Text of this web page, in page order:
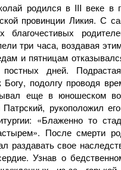
родился в III веке в
провинции Ликия. С
благочестивых
три часа, воздавая
и пятницам
дней.
Богу, подолгу проводя
еще в юношеском
рукоположил
«Блаженно то
После смерти
раздавать свое
Узнав о